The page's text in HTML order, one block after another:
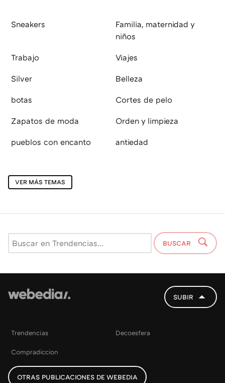
Sneakers
Familia, maternidad y
niños
Trabajo Viajes
Silver Belleza
botas Cortes de pelo
Zapatos de moda Orden y limpieza
pueblos con encanto antiedad
VER MÁS TEMAS
BUSCAR
SUBIR
Trendencias Decoesfera
Compradiccion
OTRAS PUBLICACIONES DE WEBEDIA